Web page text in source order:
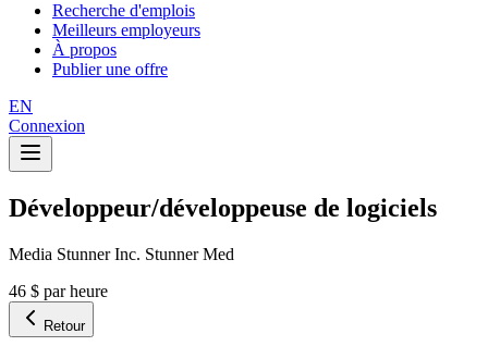
Recherche d'emplois
Meilleurs employeurs
À propos
Publier une offre
EN
Connexion
Développeur/développeuse de logiciels
Media Stunner Inc. Stunner Med
46 $ par heure
Retour